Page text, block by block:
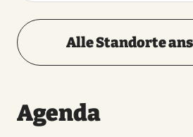
Alle Standorte
Agenda